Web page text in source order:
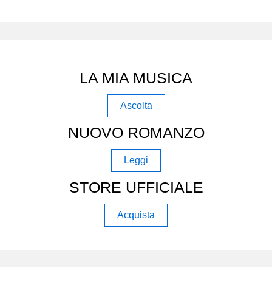
LA MIA MUSICA
Ascolta
NUOVO ROMANZO
Leggi
STORE UFFICIALE
Acquista